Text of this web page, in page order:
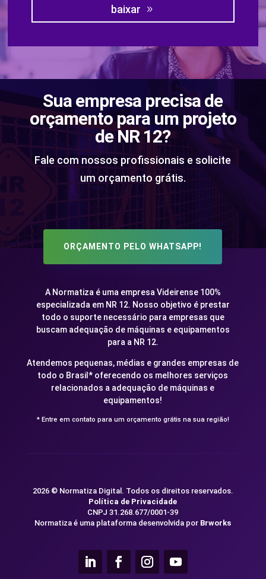
baixar
Sua empresa precisa de
orçamento para um projeto
de NR 12?
Fale com nossos profissionais e solicite
um orçamento grátis.
ORÇAMENTO PELO WHATSAPP!
A Normatiza é uma empresa Videirense 100%
especializada em NR 12. Nosso objetivo é prestar
todo o suporte necessário para empresas que
buscam adequação de máquinas e equipamentos
para a NR 12.
Atendemos pequenas, médias e grandes empresas de
todo o Brasil* oferecendo os melhores serviços
relacionados a adequação de máquinas e
equipamentos!
* Entre em contato para um orçamento grátis na sua região!
2026 © Normatiza Digital. Todos os direitos reservados.
Política de Privacidade
CNPJ 31.268.677/0001-39
Normatiza é uma plataforma desenvolvida por Brworks